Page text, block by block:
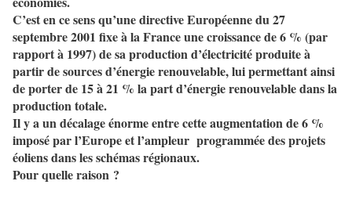
C’est en ce sens qu’une directive Européenne du 27
septembre 2001 fixe à la France une croissance de 6 % (par
rapport à 1997) de sa production d’électricité produite à
partir de sources d’énergie renouvelable, lui permettant ainsi
de porter de 15 à 21 % la part d’énergie renouvelable dans la
production totale.
Il y a un décalage énorme entre cette augmentation de 6 %
imposé par l’Europe et l’ampleur programmée des projets
éoliens dans les schémas régionaux.
Pour quelle raison ?